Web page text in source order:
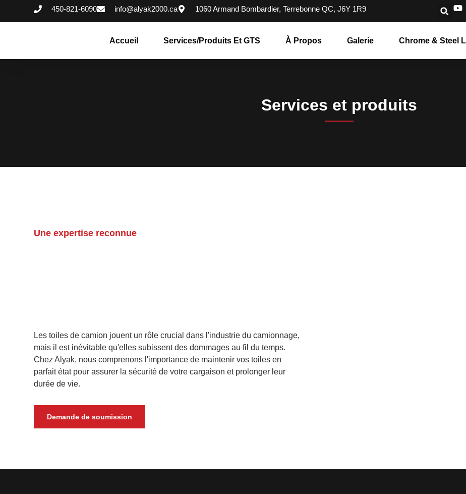
450-821-6090 info@alyak2000.ca 1060 Armand Bombardier, Terrebonne QC, J6Y 1R9
Accueil Services/Produits Et GTS À Propos Galerie Chrome & Steel
Services et produits
Une expertise reconnue
Les toiles de camion jouent un rôle crucial dans l'industrie du camionnage,
mais il est inévitable qu'elles subissent des dommages au fil du temps.
Chez Alyak, nous comprenons l'importance de maintenir vos toiles en
parfait état pour assurer la sécurité de votre cargaison et prolonger leur
durée de vie.
Demande de soumission